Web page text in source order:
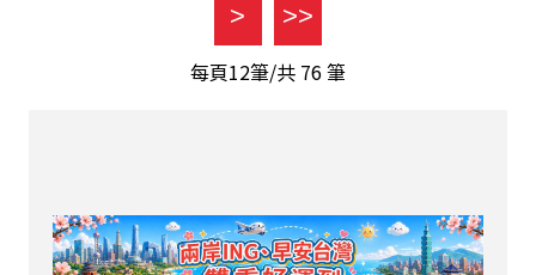
> >>
每頁12筆/共 76筆